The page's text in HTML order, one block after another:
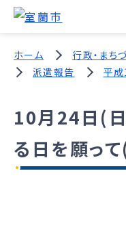
ホーム 行政・まち
派遣報告
平成
10月24日(
る日を願っ